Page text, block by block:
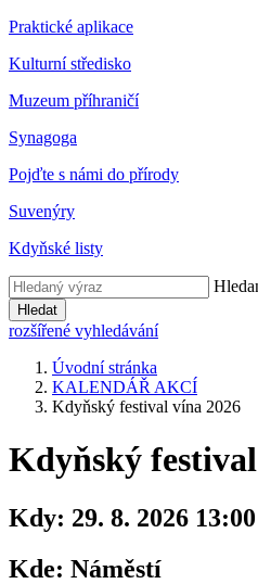
Praktické aplikace
Kulturní středisko
Muzeum příhraničí
Synagoga
Pojďte s námi do přírody
Suvenýry
Kdyňské listy
Hledat
rozšířené vyhledávání
Úvodní stránka
KALENDÁŘ AKCÍ
Kdyňský festival vína 2026
Kdyňský
Kdy: 29. 8. 2026 13:00
Kde: Náměstí